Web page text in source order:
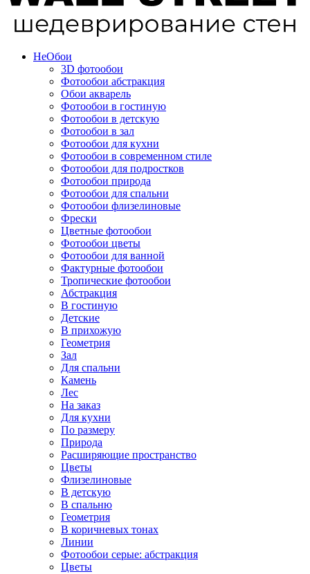
НеОбои
3D фотообои
Фотообои абстракция
Обои акварель
Фотообои в гостиную
Фотообои в детскую
Фотообои в зал
Фотообои для кухни
Фотообои в современном стиле
Фотообои для подростков
Фотообои природа
Фотообои для спальни
Фотообои флизелиновые
Фрески
Цветные фотообои
Фотообои цветы
Фотообои для ванной
Фактурные фотообои
Тропические фотообои
Абстракция
В гостиную
Детские
В прихожую
Геометрия
Зал
Для спальни
Камень
Лес
На заказ
Для кухни
По размеру
Природа
Расширяющие пространство
Цветы
Флизелиновые
В детскую
В спальню
Геометрия
В коричневых тонах
Линии
Фотообои серые: абстракция
Цветы